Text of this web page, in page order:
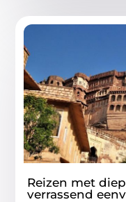
Reizen met
verrassend